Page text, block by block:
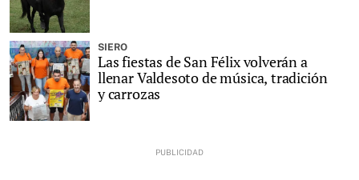
SIERO
Las fiestas de San Félix volverán a
llenar Valdesoto de música, tradición
y carrozas